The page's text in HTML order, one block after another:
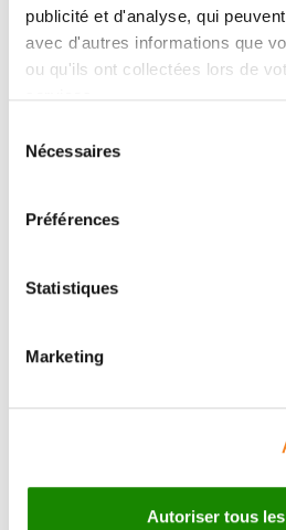
publicité et d'analyse, qui
avec d'autres informations que
ou qu'ils ont collectées lors de
Nécessaires
Préférences
Statistiques
Marketing
Autoriser tous
Contacter
Message
Nom*